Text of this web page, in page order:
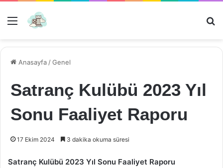
Menü
Anasayfa /Genel
Satranç Kulübü 2023 Yıl
Sonu Faaliyet Raporu
17 Ekim 2024 3 dakika okuma süresi
Satranç Kulübü 2023 Yıl Sonu Faaliyet Raporu